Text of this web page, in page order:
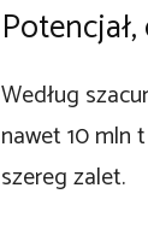
Według
nawet 10 mln
szereg zalet.